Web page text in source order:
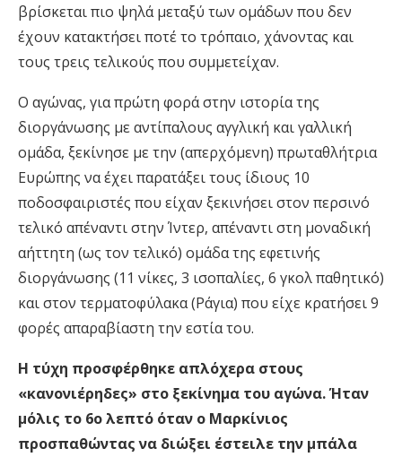
βρίσκεται πιο ψηλά μεταξύ των ομάδων που δεν
έχουν κατακτήσει ποτέ το τρόπαιο, χάνοντας και
τους τρεις τελικούς που συμμετείχαν.
Ο αγώνας, για πρώτη φορά στην ιστορία της
διοργάνωσης με αντίπαλους αγγλική και γαλλική
ομάδα, ξεκίνησε με την (απερχόμενη) πρωταθλήτρια
Ευρώπης να έχει παρατάξει τους ίδιους 10
ποδοσφαιριστές που είχαν ξεκινήσει στον περσινό
τελικό απέναντι στην Ίντερ, απέναντι στη μοναδική
αήττητη (ως τον τελικό) ομάδα της εφετινής
διοργάνωσης (11 νίκες, 3 ισοπαλίες, 6 γκολ παθητικό)
και στον τερματοφύλακα (Ράγια) που είχε κρατήσει 9
φορές απαραβίαστη την εστία του.
Η τύχη προσφέρθηκε απλόχερα στους
«κανονιέρηδες» στο ξεκίνημα του αγώνα. Ήταν
μόλις το 6ο λεπτό όταν ο Μαρκίνιος
προσπαθώντας να διώξει έστειλε την μπάλα